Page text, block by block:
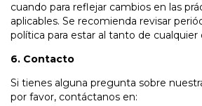
cuando para reflejar cambios en las
aplicables. Se recomienda revisar
política para estar al tanto de cualquier
6. Contacto
Si tienes alguna pregunta sobre
por favor, contáctanos en: